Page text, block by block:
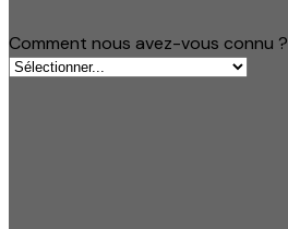
Comment nous avez-vous connu ?